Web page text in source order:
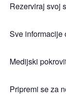
Rezerviraj svoj
Sve informacije
Medijski
Pripremi se za